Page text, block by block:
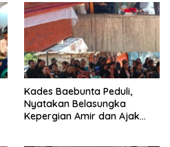
Kades Baebunta Peduli,
Nyatakan Belasungka
Kepergian Amir dan Ajak